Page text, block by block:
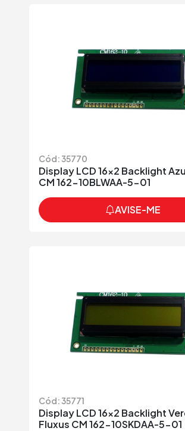
Cód: 35770
Display LCD 16x2 Backlight
CM 162-10BLWAA-5-01
AVISE-ME
Cód: 35771
Display LCD 16x2 Backlight
Fluxus CM 162-10SKDAA-5-01